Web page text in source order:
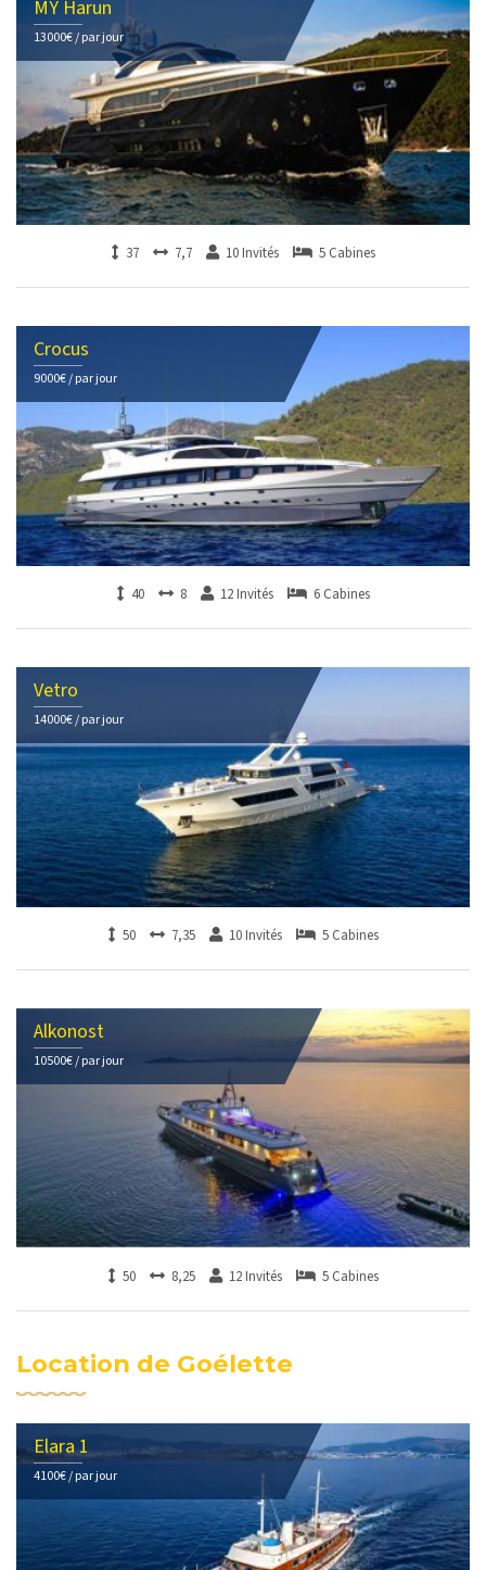
MY Harun
13000€ / par jour
37 7,7 10 Invités 5 Cabines
Crocus
9000€ / par jour
40 8 12 Invités 6 Cabines
Vetro
14000€ / par jour
50 7,35 10 Invités 5 Cabines
Alkonost
10500€ / par jour
50 8,25 12 Invités 5 Cabines
Location de Goélette
Elara 1
4100€ / par jour